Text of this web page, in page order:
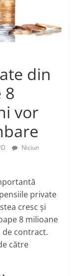
din
8
vor
Niciun
private
cresc și
8 milioane
de contract.
către